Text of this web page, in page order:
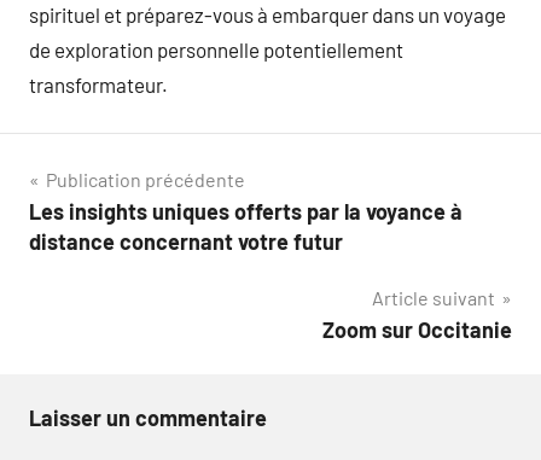
spirituel et préparez-vous à embarquer dans un voyage
de exploration personnelle potentiellement
transformateur.
Navigation
de
Publication précédente
Les insights uniques offerts par la voyance à
distance concernant votre futur
Article suivant
Zoom sur Occitanie
Laisser un commentaire